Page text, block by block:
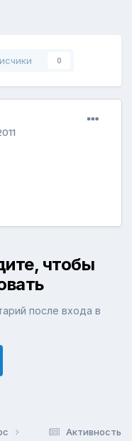
0
чтобы
после входа в
Активность